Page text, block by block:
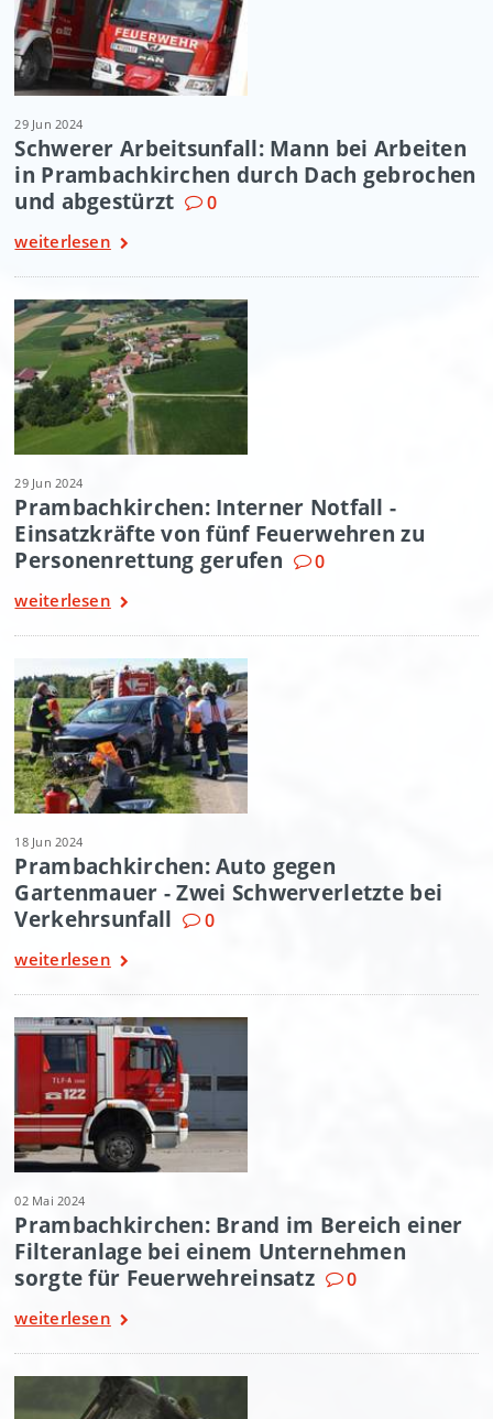
29 Jun 2024
Schwerer Arbeitsunfall: Mann bei Arbeiten
in Prambachkirchen durch Dach gebrochen
und abgestürzt
0
weiterlesen
29 Jun 2024
Prambachkirchen: Interner Notfall -
Einsatzkräfte von fünf Feuerwehren zu
Personenrettung gerufen
0
weiterlesen
18 Jun 2024
Prambachkirchen: Auto gegen
Gartenmauer - Zwei Schwerverletzte bei
Verkehrsunfall
0
weiterlesen
02 Mai 2024
Prambachkirchen: Brand im Bereich einer
Filteranlage bei einem Unternehmen
sorgte für Feuerwehreinsatz
0
weiterlesen